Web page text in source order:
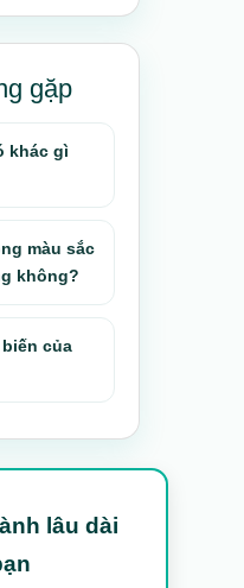
gặp
khác gì
màu sắc
không?
của
lâu dài